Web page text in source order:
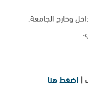
وخارج الجامعة.
| اضغط هنا